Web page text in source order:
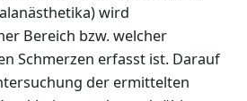
wird
Bereich bzw. welcher
Schmerzen erfasst ist. Darauf
der ermittelten